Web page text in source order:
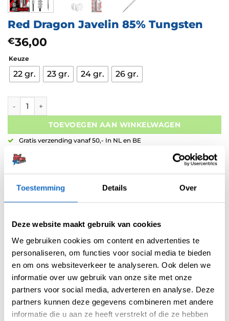
Toestemming Details Over
Deze website maakt gebruik van cookies
We gebruiken cookies om content en advertenties te
personaliseren, om functies voor social media te bieden
en om ons websiteverkeer te analyseren. Ook delen we
informatie over uw gebruik van onze site met onze
partners voor social media, adverteren en analyse. Deze
partners kunnen deze gegevens combineren met andere
informatie die u aan ze heeft verstrekt of die ze hebben
Red Dragon Javelin 85% Tungsten
€36,00
Keuze
22 gr. 23 gr. 24 gr. 26 gr.
TOEVOEGEN AAN WINKELWAGEN
Gratis verzending vanaf 50,- In NL en BE
Retouren binnen 14 dagen
Categorieën: Dartpijlen, Red Dragon Dartpijlen
Merk:Red Dragon